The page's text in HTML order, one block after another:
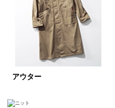
SALE商品
再入荷
在庫あり
カラー
アウター